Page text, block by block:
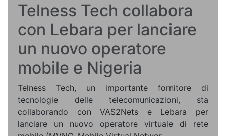
Telness Tech collabora
con Lebara per lanciare
un nuovo operatore
mobile e Nigeria
Telness Tech, un importante fornitore di
tecnologie delle telecomunicazioni, sta
collaborando con VAS2Nets e Lebara per
lanciare un nuovo operatore virtuale di rete